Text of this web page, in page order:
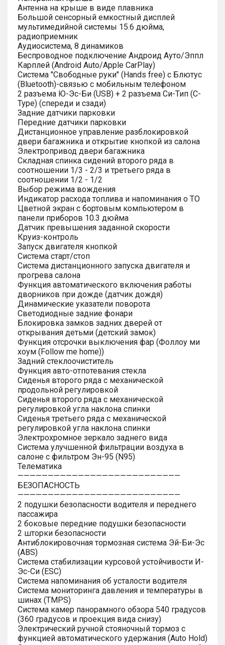
Антенна на крыше в виде плавника
Большой сенсорный емкостный дисплей
мультимедийной системы 15.6 дюйма,
радиоприемник
Аудиосистема, 8 динамиков
Беспроводное подключение Андроид Ауто/Эппл
Карплей (Android Auto/Apple CarPlay)
Система "Свободные руки" (Hands free) с Блютус
(Bluetooth)-связью с мобильным телефоном
2 разъема Ю-Эс-Би (USB) + 2 разъема Си-Тип (C-
Type) (спереди и сзади)
Задние датчики парковки
Передние датчики парковки
Дистанционное управление разблокировкой
двери багажника и открытие кнопкой из салона
Электропривод двери багажника
Складная спинка сидений второго ряда в
соотношении 1/3 - 2/3 и третьего ряда в
соотношении 1/2 - 1/2
Выбор режима вождения
Индикатор расхода топлива и напоминания о ТО
Цветной экран с бортовым компьютером в
панели приборов 10.3 дюйма
Датчик превышения заданной скорости
Круиз-контроль
Запуск двигателя кнопкой
Система старт/стоп
Система дистанционного запуска двигателя и
прогрева салона
Функция автоматического включения работы
дворников при дожде (датчик дождя)
Динамические указатели поворота
Светодиодные задние фонари
Блокировка замков задних дверей от
открывания детьми (детский замок)
Функция отсрочки выключения фар (Фоллоу ми
хоум (Follow me home))
Задний стеклоочиститель
Функция авто-отпотевания стекла
Сиденья второго ряда с механической
продольной регулировкой
Сиденья второго ряда с механической
регулировкой угла наклона спинки
Сиденья третьего ряда с механической
регулировкой угла наклона спинки
Электрохромное зеркало заднего вида
Система улучшенной фильтрации воздуха в
салоне с фильтром Эн-95 (N95)
Телематика
———————————————————————————
БЕЗОПАСНОСТЬ
———————————————————————————
2 подушки безопасности водителя и переднего
пассажира
2 боковые передние подушки безопасности
2 шторки безопасности
Антиблокировочная тормозная система Эй-Би-Эс
(ABS)
Система стабилизации курсовой устойчивости И-
Эс-Си (ESC)
Система напоминания об усталости водителя
Система мониторинга давления и температуры в
шинах (TMPS)
Система камер панорамного обзора 540 градусов
(360 градусов и проекция вида снизу)
Электрический ручной стояночный тормоз с
функцией автоматического удержания (Auto Hold)